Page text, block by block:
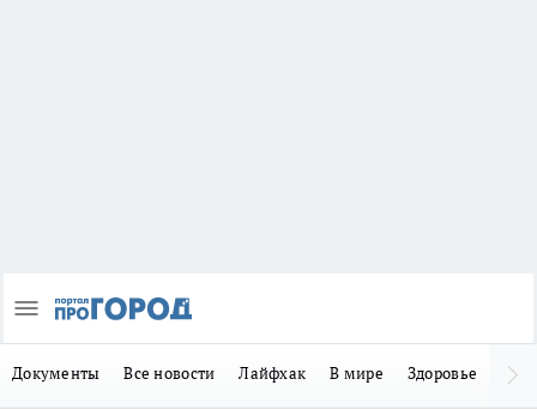
Документы Все новости Лайфхак В мире Здоровье